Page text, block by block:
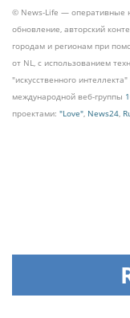
© News-Life — оперативные
обновление, авторский
городам и регионам при
от NL, с использованием
"искусственного
международной веб-группы
проектами: "Love", News24,